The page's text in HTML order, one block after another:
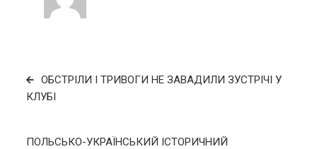
Навігація
записів
ОБСТРІЛИ І ТРИВОГИ НЕ ЗАВАДИЛИ ЗУСТРІЧІ У
КЛУБІ
ПОЛЬСЬКО-УКРАЇНСЬКИЙ ІСТОРИЧНИЙ